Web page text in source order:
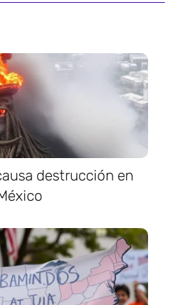
destrucción en